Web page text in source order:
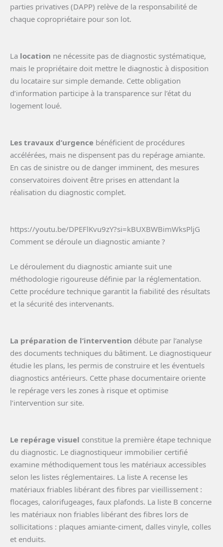
parties privatives (DAPP) relève de la responsabilité de
chaque copropriétaire pour son lot.
La location ne nécessite pas de diagnostic systématique,
mais le propriétaire doit mettre le diagnostic à disposition
du locataire sur simple demande. Cette obligation
d’information participe à la transparence sur l’état du
logement loué.
Les travaux d’urgence bénéficient de procédures
accélérées, mais ne dispensent pas du repérage amiante.
En cas de sinistre ou de danger imminent, des mesures
conservatoires doivent être prises en attendant la
réalisation du diagnostic complet.
https://youtu.be/DPEFlKvu9zY?si=kBUXBWBimWksPljG
Comment se déroule un diagnostic amiante ?
Le déroulement du diagnostic amiante suit une
méthodologie rigoureuse définie par la réglementation.
Cette procédure technique garantit la fiabilité des résultats
et la sécurité des intervenants.
La préparation de l’intervention débute par l’analyse
des documents techniques du bâtiment. Le diagnostiqueur
étudie les plans, les permis de construire et les éventuels
diagnostics antérieurs. Cette phase documentaire oriente
le repérage vers les zones à risque et optimise
l’intervention sur site.
Le repérage visuel constitue la première étape technique
du diagnostic. Le diagnostiqueur immobilier certifié
examine méthodiquement tous les matériaux accessibles
selon les listes réglementaires. La liste A recense les
matériaux friables libérant des fibres par vieillissement :
flocages, calorifugeages, faux plafonds. La liste B concerne
les matériaux non friables libérant des fibres lors de
sollicitations : plaques amiante-ciment, dalles vinyle, colles
et enduits.